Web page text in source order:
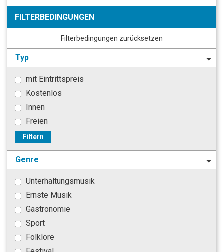
FILTERBEDINGUNGEN
Filterbedingungen zurücksetzen
Typ
mit Eintrittspreis
Kostenlos
Innen
Freien
Filtern
Genre
Unterhaltungsmusik
Ernste Musik
Gastronomie
Sport
Folklore